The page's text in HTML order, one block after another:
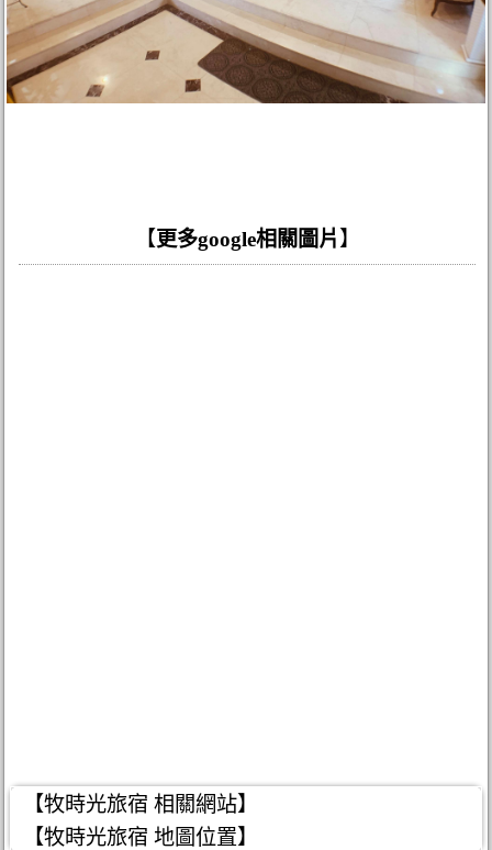
【更多google相關圖片 】
【牧時光旅宿 相關網站】
【牧時光旅宿 地圖位置】